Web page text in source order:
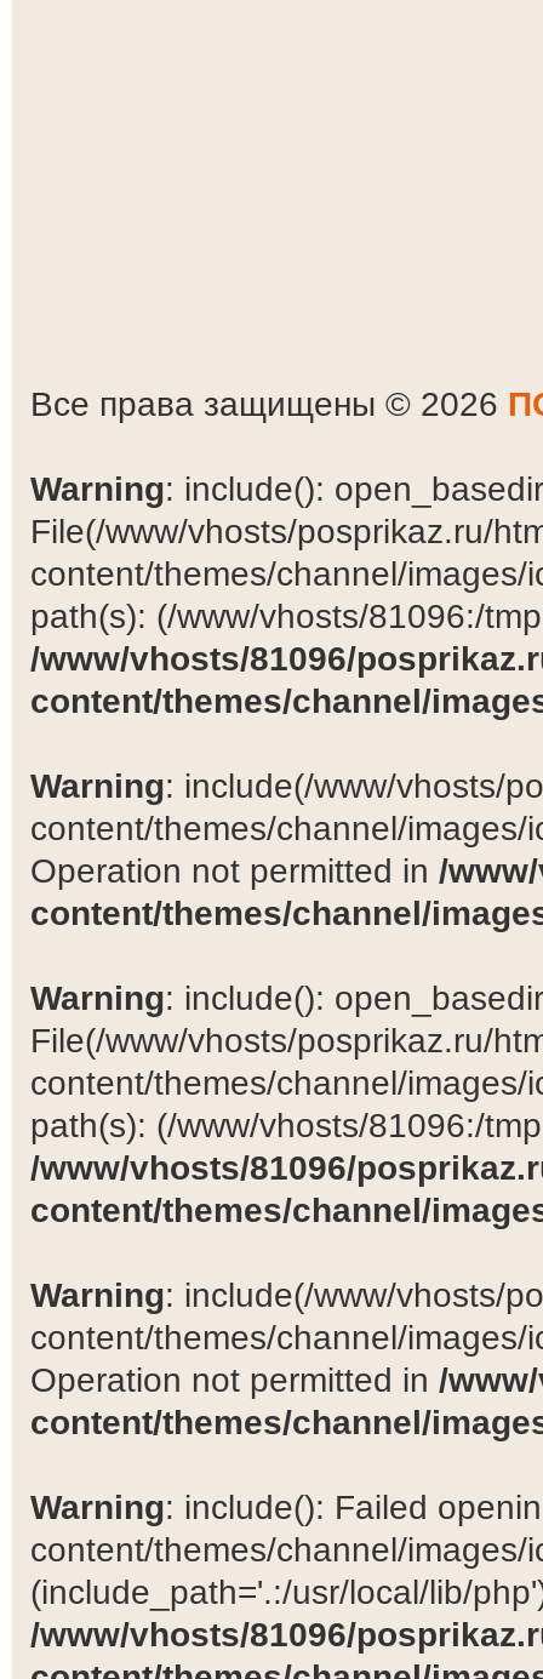
Все права защищены © 2026
Warning: include():
File(/www/vhosts/posprikaz.ru/
content/themes/channel/
path(s): (/www/vhosts/81096:/
/www/vhosts/81096/
content/themes/channel/
Warning: include(/www/vhosts/
content/themes/channel/
Operation not permitted in /
content/themes/channel/
Warning: include():
File(/www/vhosts/posprikaz.ru/
content/themes/channel/
path(s): (/www/vhosts/81096:/
/www/vhosts/81096/
content/themes/channel/
Warning: include(/www/vhosts/
content/themes/channel/
Operation not permitted in /
content/themes/channel/
Warning: include(): Failed
content/themes/channel/images/
(include_path='.:/usr/local/lib/
/www/vhosts/81096/